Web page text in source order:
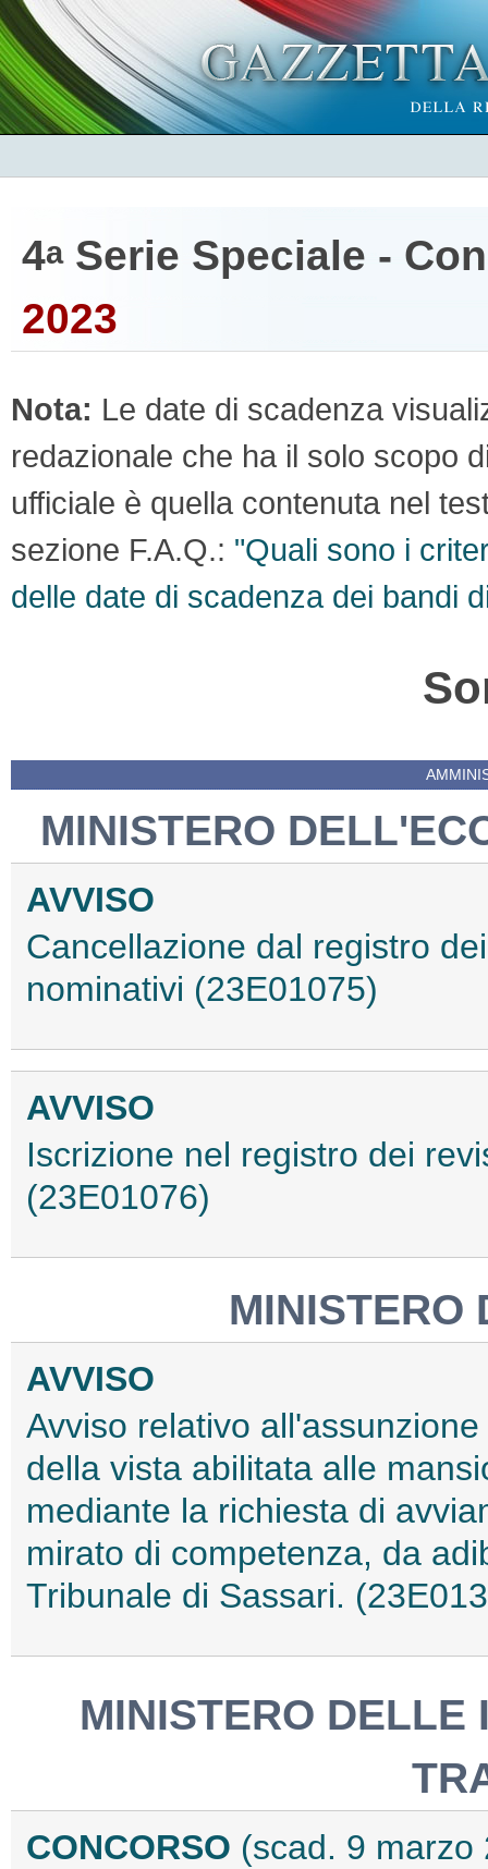
4aSerie Speciale -
2023
Nota: Le date di scadenza
redazionale che ha il solo scopo
ufficiale è quella contenuta nel
sezione F.A.Q.: "Quali sono i
delle date di scadenza dei bandi
MINISTERO
AVVISO
Cancellazione dal registro
nominativi (23E01075)
AVVISO
Iscrizione nel registro dei
(23E01076)
MINISTERO
AVVISO
Avviso relativo
della vista abilitata alle
mediante la richiesta di
mirato di competenza, da
Tribunale di Sassari.
MINISTERO DELLE
CONCORSO (scad. 9 marzo